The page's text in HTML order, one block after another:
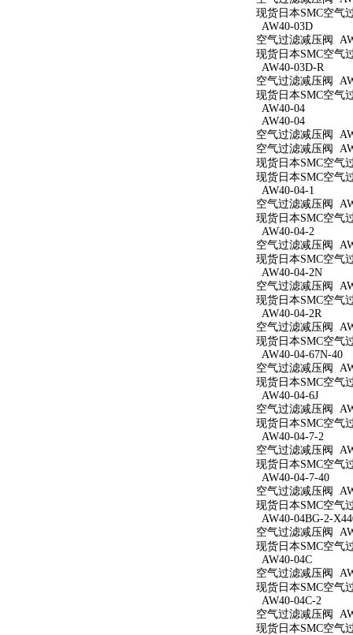
现货日本SMC空气
AW40-03D
空气过滤减压阀
现货日本SMC空气
AW40-03D-R
空气过滤减压阀
现货日本SMC空气
AW40-04
AW40-04
空气过滤减压阀
空气过滤减压阀
现货日本SMC空气
现货日本SMC空气
AW40-04-1
空气过滤减压阀
现货日本SMC空气
AW40-04-2
空气过滤减压阀
现货日本SMC空气
AW40-04-2N
空气过滤减压阀
现货日本SMC空气
AW40-04-2R
空气过滤减压阀
现货日本SMC空气
AW40-04-67N-40
空气过滤减压阀
现货日本SMC空气
AW40-04-6J
空气过滤减压阀
现货日本SMC空气
AW40-04-7-2
空气过滤减压阀
现货日本SMC空气
AW40-04-7-40
空气过滤减压阀
现货日本SMC空气
AW40-04BG-2-
空气过滤减压阀
现货日本SMC空气
AW40-04C
空气过滤减压阀
现货日本SMC空气
AW40-04C-2
空气过滤减压阀
现货日本SMC空气